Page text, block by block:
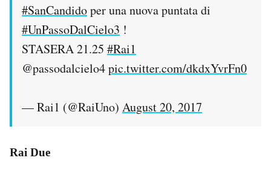
#SanCandidoper una nuova puntata di
#UnPassoDalCielo3 !
STASERA 21.25 #Rai1
@passodalcielo4pic.twitter.com/dkdxYvrFn0
— Rai1 (@RaiUno) August 20, 2017
Rai Due